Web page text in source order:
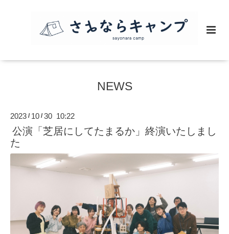
NEWS
2023 / 10 /30 10:22
公演「芝居にしてたまるか」終演いたしまし
た